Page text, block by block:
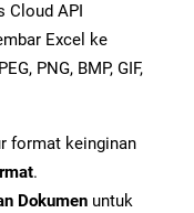
Cloud API
Excel ke
PNG, BMP, GIF,
format keinginan
.
Dokumen untuk